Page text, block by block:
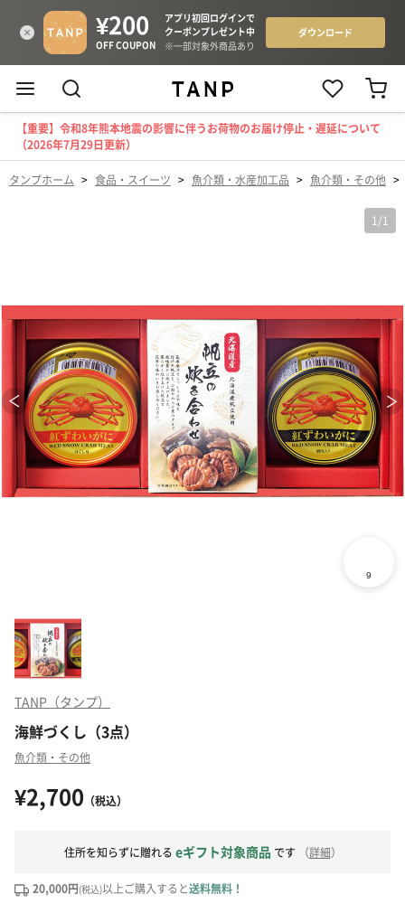
【重要】令和8年熊本地震の影響に伴うお荷物のお届け停止・遅延について
（2026年7月29日更新）
タンプホーム > 食品・スイーツ > 魚介類・水産加工品 > 魚介類・その他 >
1 /1
TANP（タンプ）
海鮮づくし（3点）
魚介類・その他
¥2,700 （税込）
住所を知らずに贈れる eギフト対象商品 です （詳細）
20,000円(税込)以上ご購入すると送料無料！